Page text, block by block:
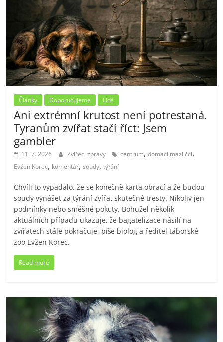
Články Doporučujeme Lidé
Ani extrémní krutost není potrestaná.
Tyranům zvířat stačí říct: Jsem
gambler
11. 7. 2026 Zvířecí zprávy centrum,domácí mazlíčci,
Evžen Korec, komentář,soudy,týrání
Chvíli to vypadalo, že se konečně karta obrací a že budou
soudy vynášet za týrání zvířat skutečné tresty. Nikoliv jen
podmínky nebo směšné pokuty. Bohužel několik
aktuálních případů ukazuje, že bagatelizace násilí na
zvířatech stále pokračuje, píše biolog a ředitel táborské
zoo Evžen Korec.
Read more